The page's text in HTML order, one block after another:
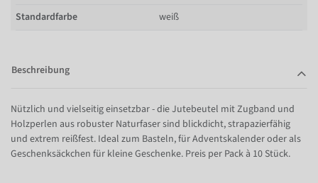
Standardfarbe
weiß
Beschreibung
Nützlich und vielseitig einsetzbar - die Jutebeutel mit Zugband und
Holzperlen aus robuster Naturfaser sind blickdicht, strapazierfähig
und extrem reißfest. Ideal zum Basteln, für Adventskalender oder als
Geschenksäckchen für kleine Geschenke. Preis per Pack à 10 Stück.